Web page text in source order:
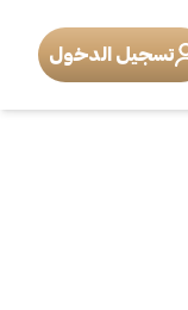
تسجيل الدخول